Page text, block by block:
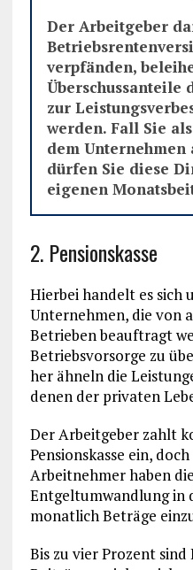
Der Arbeitgeber
verpfänden,
Überschussanteile
zur
werden. Fall Sie
dem Unternehmen
dürfen Sie diese
eigenen
2. Pensionskasse
Hierbei handelt es sich
Unternehmen, die von
Betrieben beauftragt
Betriebsvorsorge zu
her ähneln die
denen der privaten
Der Arbeitgeber zahlt
Pensionskasse ein,
Arbeitnehmer haben
Entgeltumwandlung in
monatlich Beträge
Bis zu vier Prozent